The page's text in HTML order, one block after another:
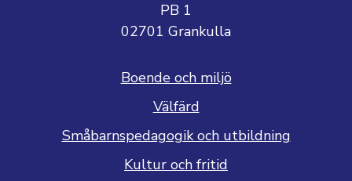
PB 1
02701 Grankulla
Boende och miljö
Välfärd
Småbarnspedagogik och utbildning
Kultur och fritid